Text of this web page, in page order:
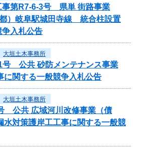
事第R7-6-3号 県単 街路事業
都）岐阜駅城田寺線 統合柱設置
入札公告
大垣土木事務所
号 公共 砂防メンテナンス事業
に関する一般競争入札公告
大垣土木事務所
公共 広域河川改修事業（債
水対策護岸工工事に関する一般競